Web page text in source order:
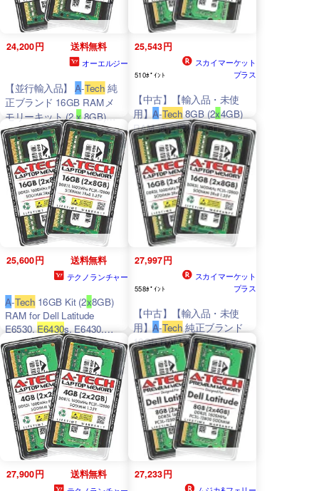
24,200円 送料無料
オーエルジー
【並行輸入品】A-Tech 純
正ブランド 16GB RAMメ
モリーキット (2x8GB)
Dell Latitude用： 6430u
E5430E5530 E6230 E6330
E6430E6430 ATG E6430s
E6530
25,543円
510ﾎﾟｲﾝﾄ
スカイマーケット
プラス
【中古】【輸入品・未使
用】A-Tech 8GB (2x4GB)
RAM 適合機種: Dell
Latitude E6530%カンマ%
E6430%カンマ% E6430s%
カンマ% 6430u%カンマ%
E6330%カンマ% E6230%
カンマ% E5530%カンマ%
E5430%カンマ%
25,600円 送料無料
テクノランチャー
A-Tech 16GB Kit (2x8GB)
RAM for Dell Latitude
E6530,E6430s, E6430,
6430u, E6330, E6230,
E5530,E5430, 3330 Laptop
|DDR3/DDR3L 1600 MHz
SODIMM PC3L-1
27,997円
558ﾎﾟｲﾝﾄ
スカイマーケット
プラス
【中古】【輸入品・未使
用】A-Tech 純正ブランド
16GB RAMメモリーキット
(2x8GB) Dell Latitude用：
6430uE5430E5530 E6230
E6330E6430E6430 ATG
E6430s E6530 E6540
27,900円 送料無料 27,233円